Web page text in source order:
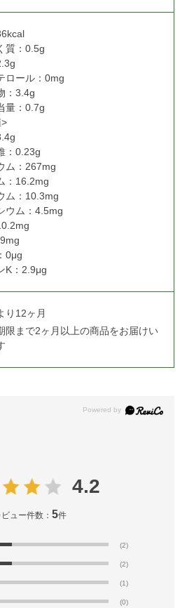
質：0.5g
ロール：0mg
：3.4g
量：0.7g
：0.23g
ム：267mg
：16.2mg
ム：10.3mg
ウム：4.5mg
0μg
K：2.9μg
り12ヶ月
限まで2ヶ月以上の商品をお届けい
4.2
ビュー件数：5件
(2)
(2)
(1)
(0)